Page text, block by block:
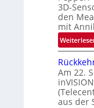
n
d
e
s
‘
3D-
den
mit
Am 22.
aus der